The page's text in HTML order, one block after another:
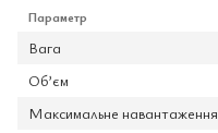
Параметр
Вага
Об’єм
Максимальне навантаження